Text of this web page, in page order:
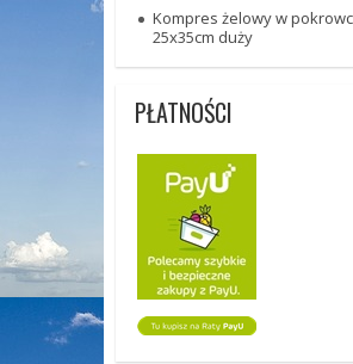
Kompres żelowy w
25x35cm duży
PŁATNOŚCI